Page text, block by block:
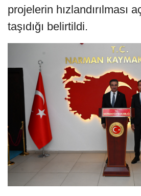
projelerin hızlandırılması
taşıdığı belirtildi.